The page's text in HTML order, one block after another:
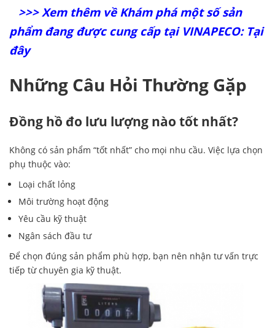
>>> Xem thêm về Khám phá một số sản
phẩm đang được cung cấp tại VINAPECO: Tại
đây
Những Câu Hỏi Thường Gặp
Đồng hồ đo lưu lượng nào tốt nhất?
Không có sản phẩm “tốt nhất” cho mọi nhu cầu. Việc lựa chọn
phụ thuộc vào:
Loại chất lỏng
Môi trường hoạt động
Yêu cầu kỹ thuật
Ngân sách đầu tư
Để chọn đúng sản phẩm phù hợp, bạn nên nhận tư vấn trực
tiếp từ chuyên gia kỹ thuật.